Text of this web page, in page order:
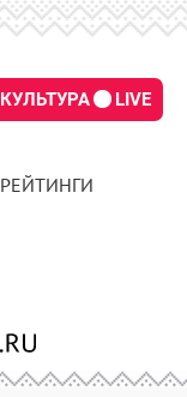
КУЛЬТУРА LIVE
РЕЙТИНГИ